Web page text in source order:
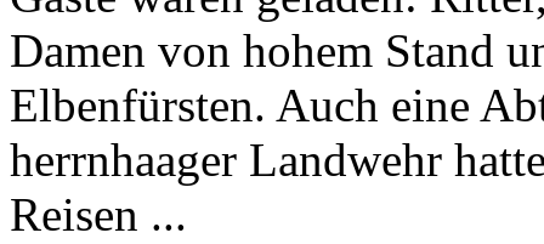
Damen von hohem Stand
Elbenfürsten. Auch eine
herrnhaager Landwehr
Reisen ...